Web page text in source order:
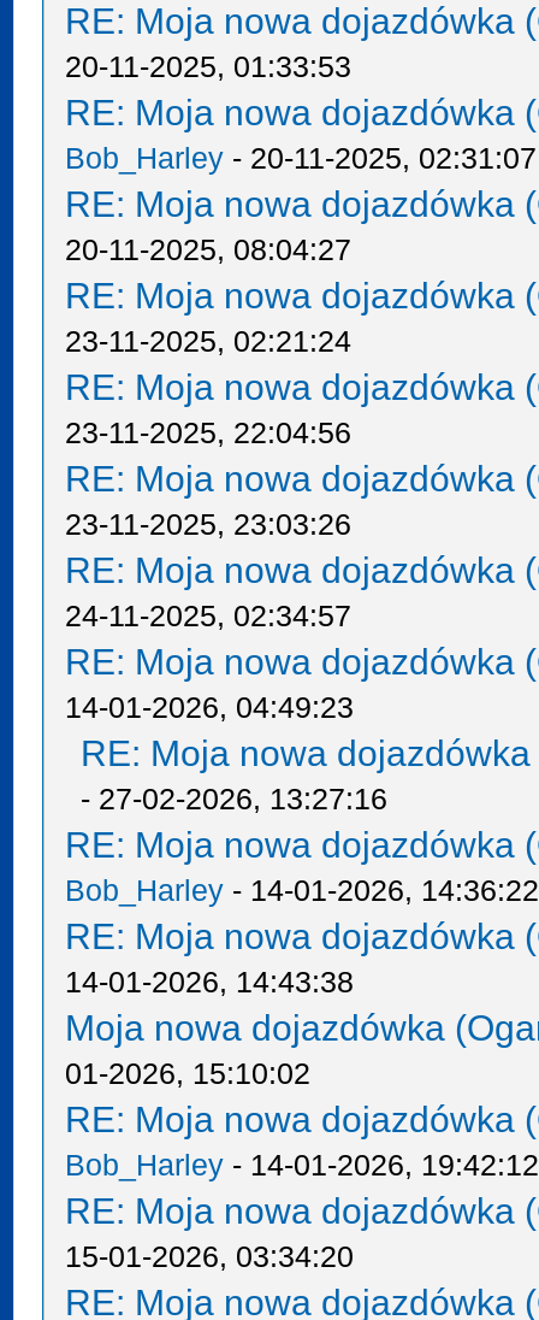
RE: Moja nowa dojazdówka
20-11-2025, 01:33:53
RE: Moja nowa dojazdówka
Bob_Harley - 20-11-2025, 02:31:07
RE: Moja nowa dojazdówka
20-11-2025, 08:04:27
RE: Moja nowa dojazdówka
23-11-2025, 02:21:24
RE: Moja nowa dojazdówka
23-11-2025, 22:04:56
RE: Moja nowa dojazdówka
23-11-2025, 23:03:26
RE: Moja nowa dojazdówka
24-11-2025, 02:34:57
RE: Moja nowa dojazdówka
14-01-2026, 04:49:23
RE: Moja nowa
- 27-02-2026, 13:27:16
RE: Moja nowa dojazdówka
Bob_Harley - 14-01-2026, 14:36:22
RE: Moja nowa dojazdówka
14-01-2026, 14:43:38
Moja nowa dojazdówka
01-2026, 15:10:02
RE: Moja nowa dojazdówka
Bob_Harley - 14-01-2026, 19:42:12
RE: Moja nowa dojazdówka
15-01-2026, 03:34:20
RE: Moja nowa dojazdówka